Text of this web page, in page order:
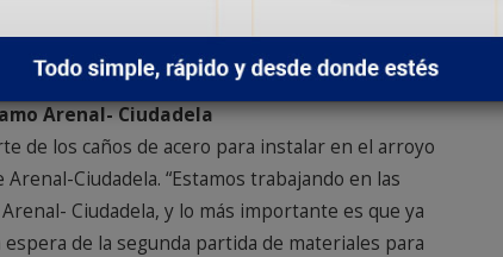
parte de un conjunto de materiales como
Arenal- Ciudadela
de los caños de acero para instalar en el arroyo
Ciudadela. “Estamos trabajando en las
Ciudadela, y lo más importante es que ya
de la segunda partida de materiales para